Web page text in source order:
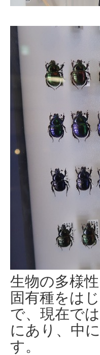
生物の多様
固有種をは
で、現在で
にあり、中
す。